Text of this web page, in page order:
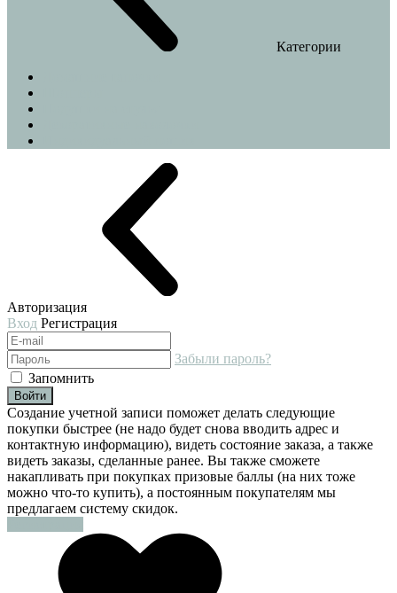
Категории
Авторизация
Вход Регистрация
Забыли пароль?
Запомнить
Войти
Создание учетной записи поможет делать следующие
покупки быстрее (не надо будет снова вводить адрес и
контактную информацию), видеть состояние заказа, а также
видеть заказы, сделанные ранее. Вы также сможете
накапливать при покупках призовые баллы (на них тоже
можно что-то купить), а постоянным покупателям мы
предлагаем систему скидок.